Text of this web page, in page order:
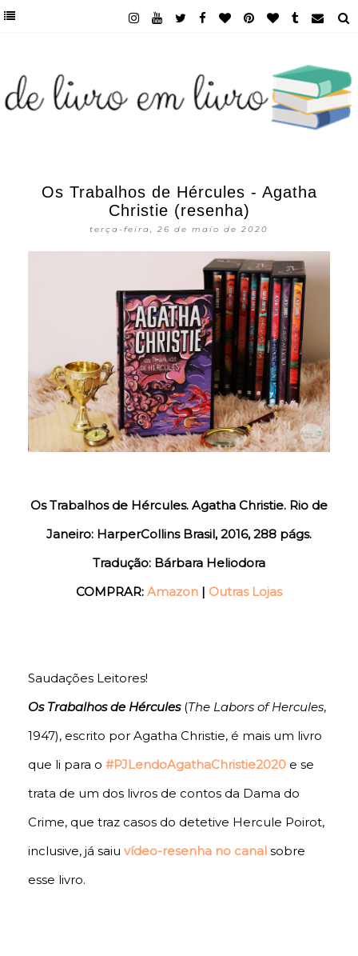
Os Trabalhos de Hércules - Agatha
Christie (resenha)
terça-feira, 26 de maio de 2020
Os Trabalhos de Hércules. Agatha Christie. Rio de
Janeiro: HarperCollins Brasil, 2016, 288 págs.
Tradução: Bárbara Heliodora
COMPRAR: Amazon | Outras Lojas
Saudações Leitores!
Os Trabalhos de Hércules (The Labors of Hercules,
1947), escrito por Agatha Christie, é mais um livro
que li para o #PJLendoAgathaChristie2020 e se
trata de um dos livros de contos da Dama do
Crime, que traz casos do detetive Hercule Poirot,
inclusive, já saiu vídeo-resenha no canal sobre
esse livro.